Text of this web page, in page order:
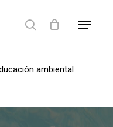
Menu
ambiental